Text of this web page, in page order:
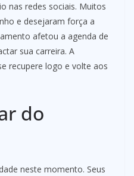
nas redes sociais. Muitos
e desejaram força a
afetou a agenda de
sua carreira. A
recupere logo e volte aos
do
neste momento. Seus